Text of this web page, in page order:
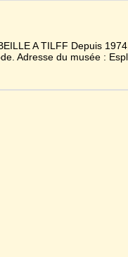
A TILFF Depuis
Adresse du musée :